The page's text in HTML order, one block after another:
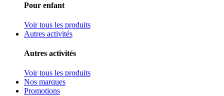
Pour enfant
Voir tous les produits
Autres activités
Autres activités
Voir tous les produits
Nos marques
Promotions